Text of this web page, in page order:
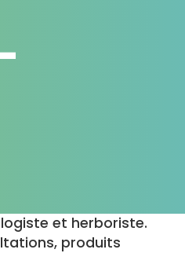
et herboriste.
produits